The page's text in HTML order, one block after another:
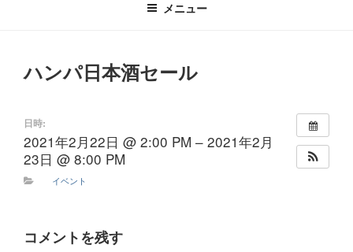
メニュー
ハンパ日本酒セール
日時:
2021年2月22日 @ 2:00 PM – 2021年2月
23日 @ 8:00 PM
イベント
コメントを残す